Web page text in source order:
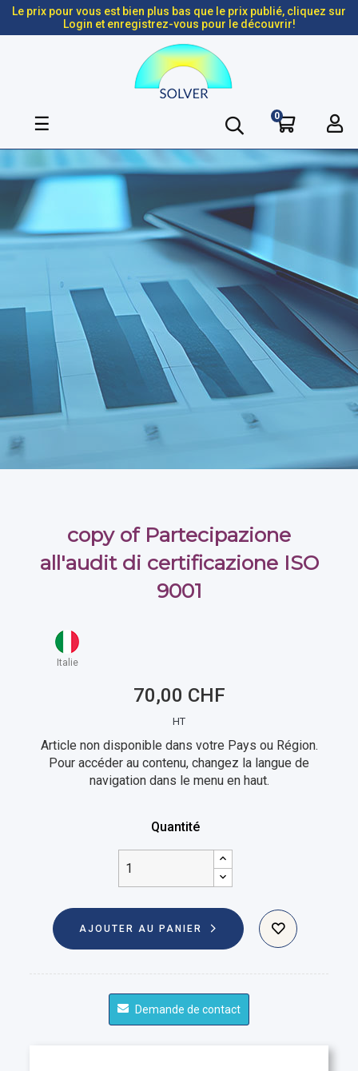
Le prix pour vous est bien plus bas que le prix publié, cliquez sur
Login et enregistrez-vous pour le découvrir!
Basculer
navigation
☰ 0
copy of Partecipazione
all'audit di certificazione ISO
9001
Italie
70,00 CHF
HT
Article non disponible dans votre Pays ou Région.
Pour accéder au contenu, changez la langue de
navigation dans le menu en haut.
Quantité
AJOUTER AU PANIER
Demande de contact